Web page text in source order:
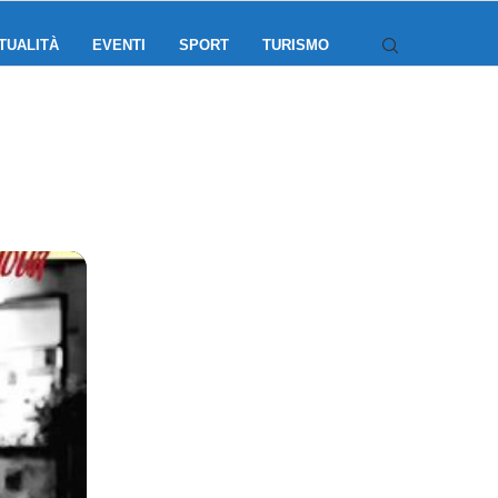
EVENTI SPORT TURISMO